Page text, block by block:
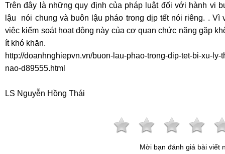
Trên đây là những quy định của pháp luật đối với hành vi
lậu nói chung và buôn lậu pháo trong dịp tết nói riêng. . Vì
việc kiểm soát hoạt động này của cơ quan chức năng gặp
ít khó khăn.
http://doanhnghiepvn.vn/buon-lau-phao-trong-dip-tet-bi-xu-ly-
nao-d89555.html
LS Nguyễn Hồng Thái
Mời bạn đánh giá bài viết